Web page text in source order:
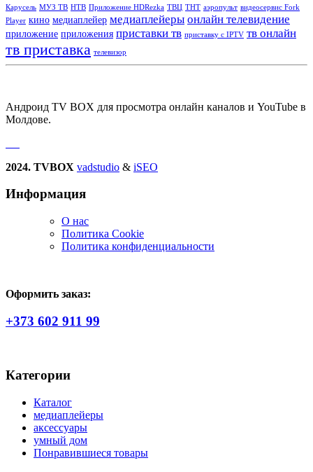
Карусель МУЗ ТВ НТВ Приложение HDRezka ТВЦ ТНТ аэропульт видеосервис Fork
Player кино медиаплейер медиаплейеры онлайн телевидение
приложение приложения приставки тв приставку с IPTV тв онлайн
тв приставка телевизор
Андроид TV BOX для просмотра онлайн каналов и YouTube в
Молдове.
2024. TVBOX vadstudio & iSEO
Информация
О нас
Политика Сookie
Политика конфиденциальности
Оформить заказ:
+373 602 911 99
Категории
Каталог
медиаплейеры
аксессуары
умный дом
Понравившиеся товары